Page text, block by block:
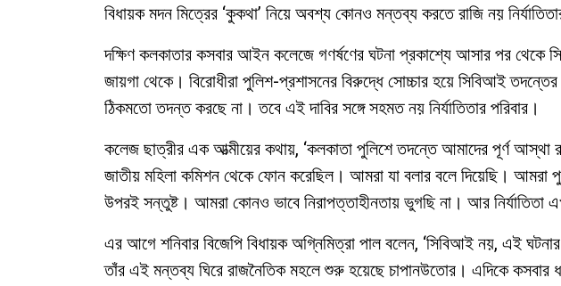
বিধায়ক মদন মিত্রের ‘কুকথা’ নিয়ে অবশ্য কোনও মন্তব্য করতে রাজি নয়
দক্ষিণ কলকাতার কসবার আইন কলেজে গণর্ষণের ঘটনা প্রকাশ্যে আসার পর থেকে
জায়গা থেকে। বিরোধীরা পুলিশ-প্রশাসনের বিরুদ্ধে সোচ্চার হয়ে সিবিআই
ঠিকমতো তদন্ত করছে না। তবে এই দাবির সঙ্গে সহমত নয় নির্যাতিতার পরিবার।
কলেজ ছাত্রীর এক আত্মীয়ের কথায়, ‘কলকাতা পুলিশে তদন্তে আমাদের পূর্ণ আস্থা
জাতীয় মহিলা কমিশন থেকে ফোন করেছিল। আমরা যা বলার বলে দিয়েছি। আমরা
উপরই সন্তুষ্ট। আমরা কোনও ভাবে নিরাপত্তাহীনতায় ভুগছি না। আর নির্যাতিতা
এর আগে শনিবার বিজেপি বিধায়ক অগ্নিমিত্রা পাল বলেন, ‘সিবিআই নয়, এই
তাঁর এই মন্তব্য ঘিরে রাজনৈতিক মহলে শুরু হয়েছে চাপানউতোর। এদিকে কসবার